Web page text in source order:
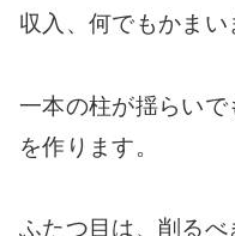
収入、何でもかまい
一本の柱が揺らいで
を作ります。
ふたつ目は、削る